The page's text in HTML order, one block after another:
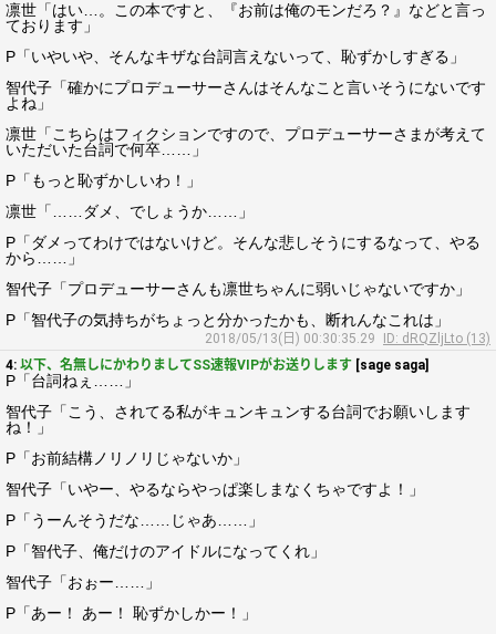
凛世「はい…。この本ですと、『お前は俺のモンだろ？』などと言っ
ております」
P「いやいや、そんなキザな台詞言えないって、恥ずかしすぎる」
智代子「確かにプロデューサーさんはそんなこと言いそうにないです
よね」
凛世「こちらはフィクションですので、プロデューサーさまが考えて
いただいた台詞で何卒……」
P「もっと恥ずかしいわ！」
凛世「……ダメ、でしょうか……」
P「ダメってわけではないけど。そんな悲しそうにするなって、やる
から……」
智代子「プロデューサーさんも凛世ちゃんに弱いじゃないですか」
P「智代子の気持ちがちょっと分かったかも、断れんなこれは」
2018/05/13(日) 00:30:35.29
ID: dRQZljLto (13)
4: 以下、名無しにかわりましてSS速報VIPがお送りします [sage saga]
P「台詞ねぇ……」
智代子「こう、されてる私がキュンキュンする台詞でお願いします
ね！」
P「お前結構ノリノリじゃないか」
智代子「いやー、やるならやっぱ楽しまなくちゃですよ！」
P「うーんそうだな……じゃあ……」
P「智代子、俺だけのアイドルになってくれ」
智代子「おぉー……」
P「あー！ あー！ 恥ずかしかー！」